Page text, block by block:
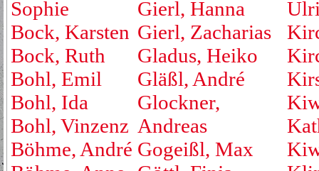
Sophie
Bock, Karsten
Bock, Ruth
Bohl, Emil
Bohl, Ida
Bohl, Vinzenz
Böhme, André
Gierl, Hanna
Gierl, Zacharias
Gladus, Heiko
Gläßl, André
Glockner,
Andreas
Gogeißl, Max